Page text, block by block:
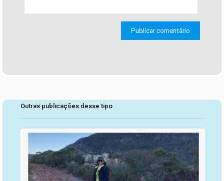
Outras publicações desse tipo